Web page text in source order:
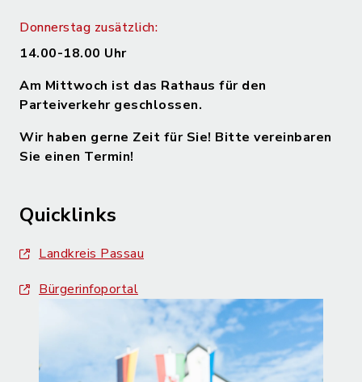
Donnerstag zusätzlich:
14.00-18.00 Uhr
Am Mittwoch ist das Rathaus für den
Parteiverkehr geschlossen.
Wir haben gerne Zeit für Sie! Bitte vereinbaren
Sie einen Termin!
Quicklinks
Landkreis Passau
Bürgerinfoportal